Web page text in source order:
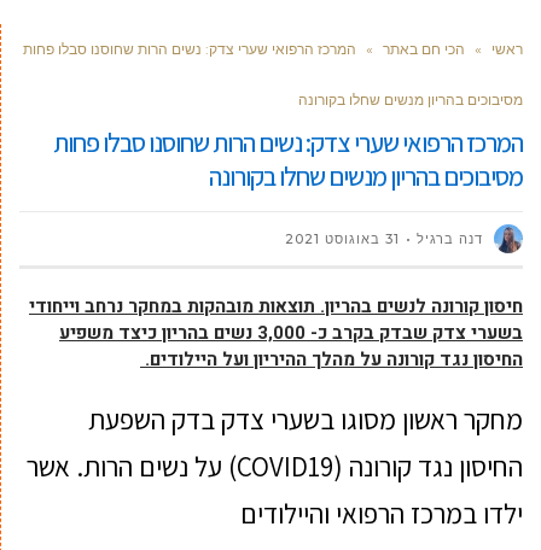
ראשי » הכי חם באתר » המרכז הרפואי שערי צדק: נשים הרות שחוסנו סבלו פחות
מסיבוכים בהריון מנשים שחלו בקורונה
המרכז הרפואי שערי צדק: נשים הרות שחוסנו סבלו פחות
מסיבוכים בהריון מנשים שחלו בקורונה
דנה ברגיל 31 באוגוסט 2021
חיסון קורונה לנשים בהריון. תוצאות מובהקות במחקר נרחב וייחודי
בשערי צדק שבדק בקרב כ- 3,000 נשים בהריון כיצד משפיע
החיסון נגד קורונה על מהלך ההיריון ועל היילודים.
מחקר ראשון מסוגו בשערי צדק בדק השפעת
החיסון נגד קורונה (COVID19) על נשים הרות. אשר
ילדו במרכז הרפואי והיילודים